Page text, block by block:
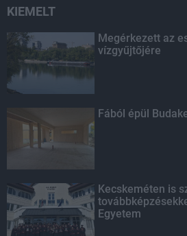
KIEMELT
Megérkezett az
vízgyűjtőjére
Fából épül
Kecskeméten is
Egyetem